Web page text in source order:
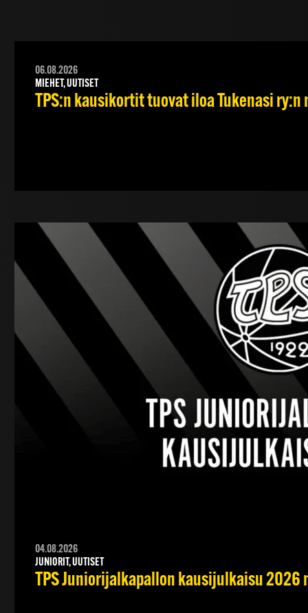
06.08.2026
MIEHET, UUTISET
TPS:n kausikortit tuovat iloa Tukenasi
04.08.2026
JUNIORIT, UUTISET
TPS Juniorijalkapallon kausijulkaisu 2026